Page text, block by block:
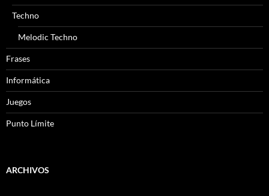
Techno
Melodic Techno
Frases
Informática
Juegos
Punto Límite
ARCHIVOS